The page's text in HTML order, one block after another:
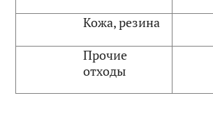
Кожа, резина
Прочие
отходы